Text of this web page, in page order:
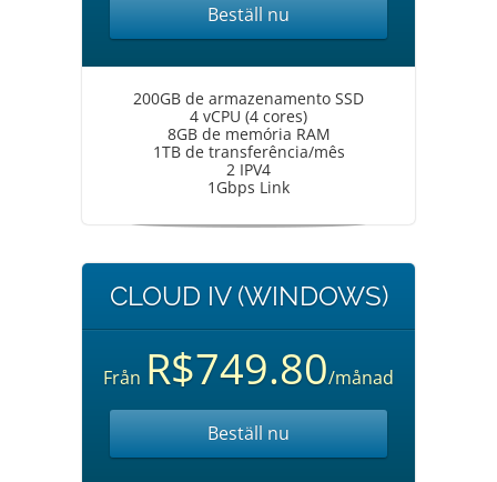
Beställ nu
200GB de armazenamento SSD
4 vCPU (4 cores)
8GB de memória RAM
1TB de transferência/mês
2 IPV4
1Gbps Link
CLOUD IV (WINDOWS)
Från R$749.80/månad
Beställ nu